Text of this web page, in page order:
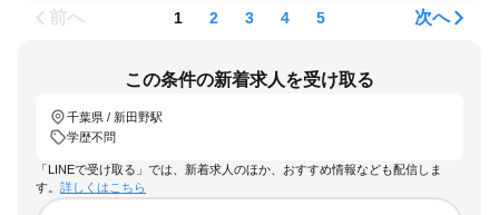
前へ 1 2 3 4 5 次へ
この条件の新着求人を受け取る
千葉県 / 新田野駅
学歴不問
「LINEで受け取る」では、新着求人のほか、おすすめ情報なども配信しま
す。 詳しくはこちら